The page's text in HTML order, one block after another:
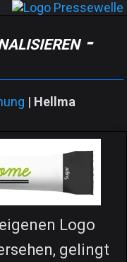
-
| Hellma
Logo
gelingt